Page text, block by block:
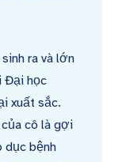
ra và lớn
Đại học
xuất sắc.
cô là gợi
dục bệnh